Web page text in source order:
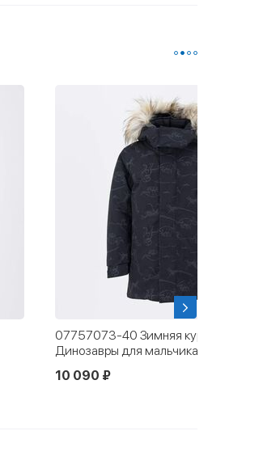
07757073-40 Зимняя куртка-парка
Динозавры для мальчика
10 090 ₽